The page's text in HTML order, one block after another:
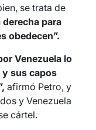
se trata de
para
obedecen”.
Venezuela lo
sus capos
afirmó Petro, y
y Venezuela
cártel.